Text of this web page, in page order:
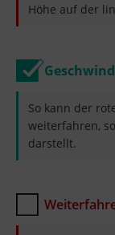
Höhe auf der
So kann der
weiterfahren,
darstellt.